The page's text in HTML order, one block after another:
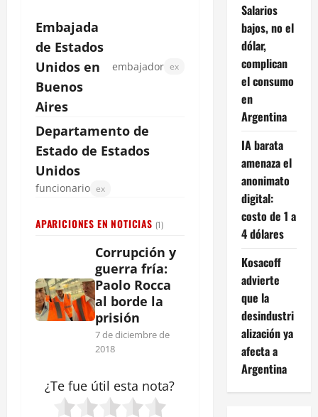
Embajada
de Estados
Unidos en
Buenos
Aires
embajador ex
Departamento de
Estado de Estados
Unidos
funcionario ex
APARICIONES EN NOTICIAS (1)
Corrupción y
guerra fría:
Paolo Rocca
al borde la
prisión
7 de diciembre de
2018
¿Te fue útil esta nota?
Salarios
bajos, no el
dólar,
complican
el consumo
en
Argentina
IA barata
amenaza el
anonimato
digital:
costo de 1 a
4 dólares
Kosacoff
advierte
que la
desindustri
alización ya
afecta a
Argentina